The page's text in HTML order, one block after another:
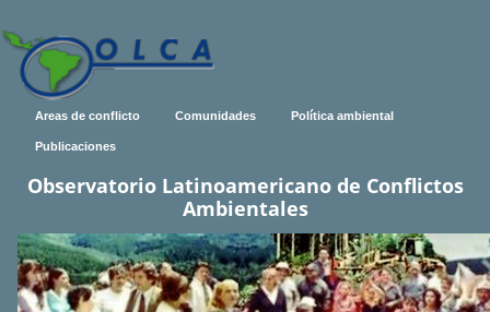
Areas de conflicto Comunidades Política ambiental
Publicaciones
Observatorio Latinoamericano de Conflictos
Ambientales